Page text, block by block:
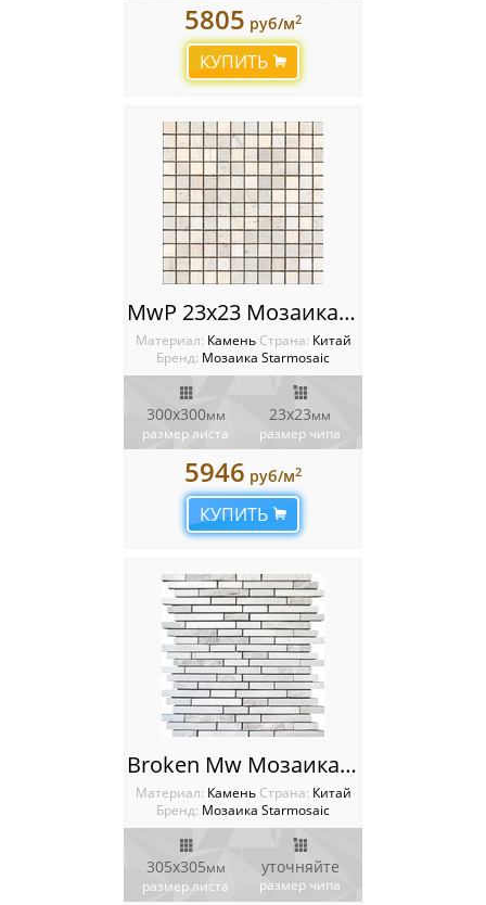
5805 руб/м2
КУПИТЬ
MwP 23x23 Мозаика Starmosaic Wild Stone
Материал: Камень Cтрана: Китай
Бренд: Мозаика Starmosaic
300х300мм
размер листа
23x23мм
размер чипа
5946 руб/м2
КУПИТЬ
Broken Mw Мозаика Starmosaic Wild Stone
Материал: Камень Cтрана: Китай
Бренд: Мозаика Starmosaic
305х305мм
размер листа
уточняйте
размер чипа